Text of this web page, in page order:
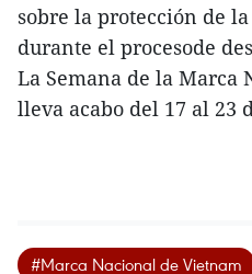
sobre la protección de
durante el procesode
La Semana de la Marca
lleva acabo del 17 al 23
#Marca Nacional de Vietnam